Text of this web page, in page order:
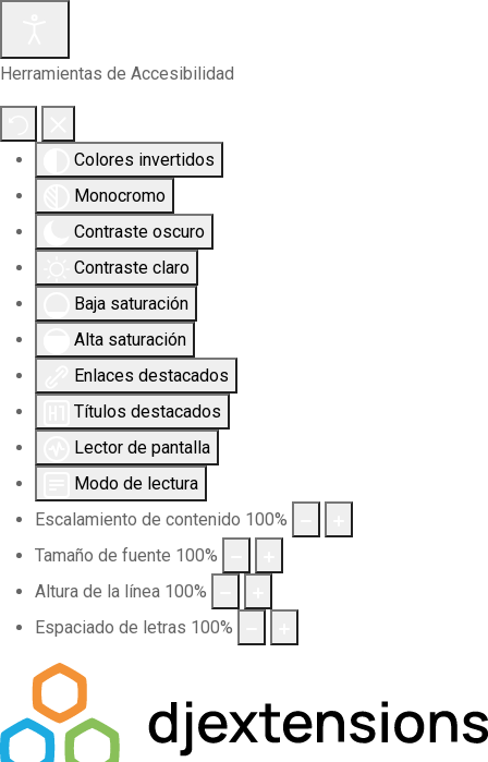
Herramientas de Accesibilidad
Colores invertidos
Monocromo
Contraste oscuro
Contraste claro
Baja saturación
Alta saturación
Enlaces destacados
Títulos destacados
Lector de pantalla
Modo de lectura
Escalamiento de contenido 100%
Tamaño de fuente 100%
Altura de la línea 100%
Espaciado de letras 100%